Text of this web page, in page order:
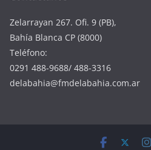
Zelarrayan 267. Ofi. 9 (PB),
Bahía Blanca CP (8000)
Teléfono:
0291 488-9688/ 488-3316
delabahia@fmdelabahia.com.ar